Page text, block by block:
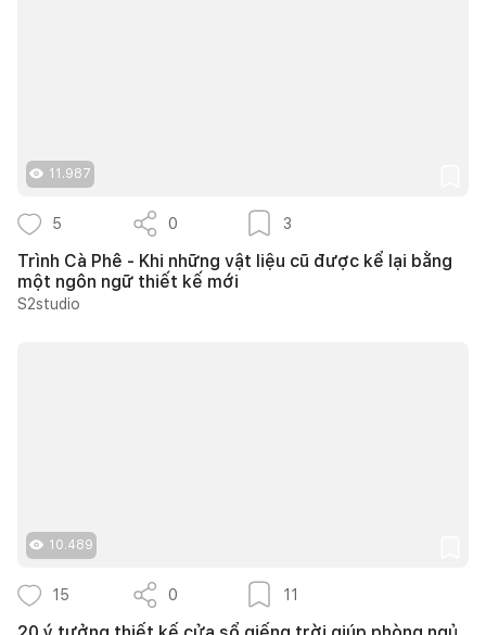
11.987
5 0 3
Trình Cà Phê - Khi những vật liệu cũ được kể lại bằng
một ngôn ngữ thiết kế mới
S2studio
10.489
15 0 11